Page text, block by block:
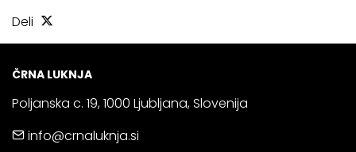
Deli
ČRNA LUKNJA
Poljanska c. 19, 1000 Ljubljana, Slovenija
info@crnaluknja.si